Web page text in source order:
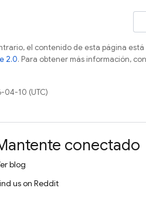
el contenido de esta página
2.0. Para obtener más información,
04-10 (UTC)
conectado
blog
us on Reddit